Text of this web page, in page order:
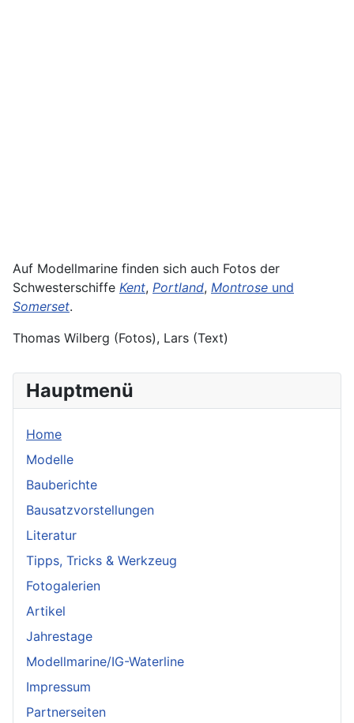
Hauptmenü
Home
Modelle
Bauberichte
Bausatzvorstellungen
Literatur
Tipps, Tricks & Werkzeug
Fotogalerien
Artikel
Jahrestage
Modellmarine/IG-Waterline
Impressum
Partnerseiten
Auf Modellmarine finden sich auch Fotos der
Schwesterschiffe Kent, Portland, Montrose und
Somerset.
Thomas Wilberg (Fotos), Lars (Text)